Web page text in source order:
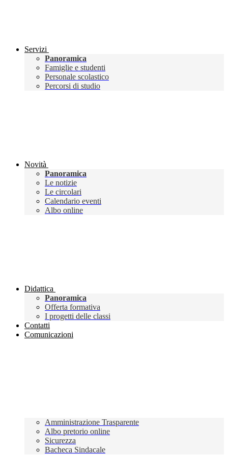
Servizi
Panoramica
Famiglie e studenti
Personale scolastico
Percorsi di studio
Novità
Panoramica
Le notizie
Le circolari
Calendario eventi
Albo online
Didattica
Panoramica
Offerta formativa
I progetti delle classi
Contatti
Comunicazioni
Amministrazione Trasparente
Albo pretorio online
Sicurezza
Bacheca Sindacale